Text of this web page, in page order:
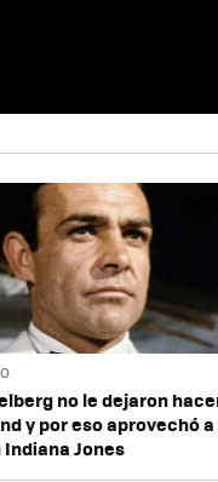
no le dejaron
y por eso aprovechó
Jones